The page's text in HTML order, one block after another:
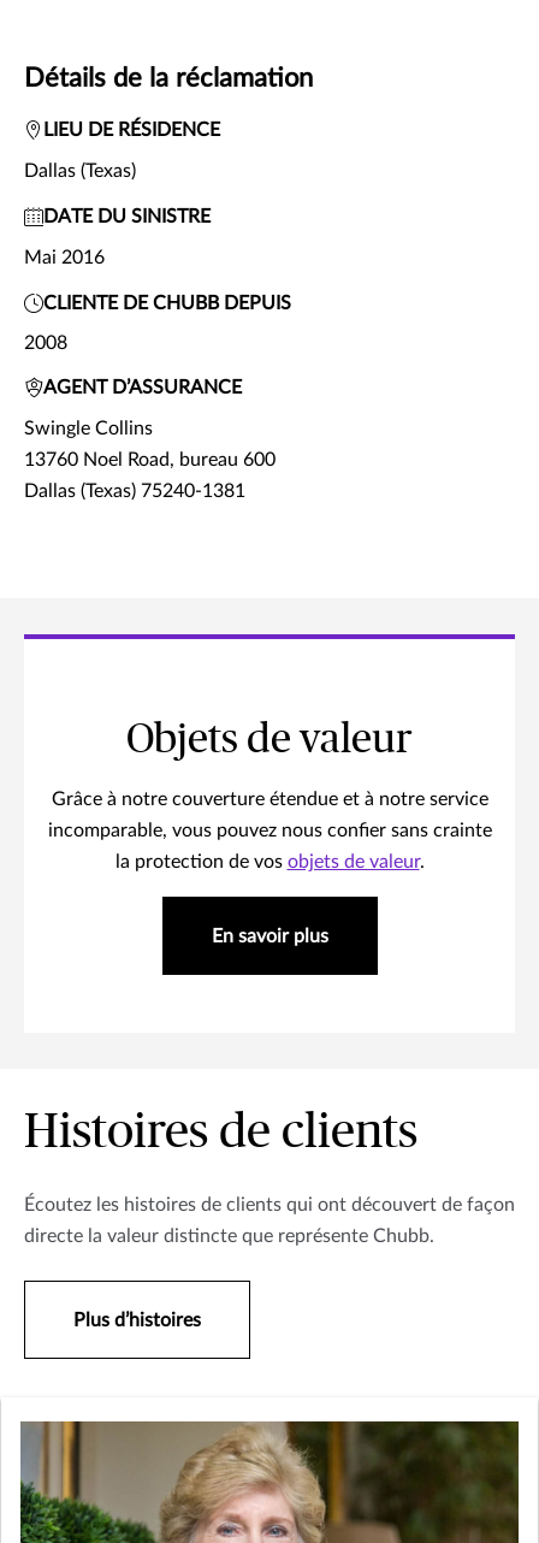
Détails de la réclamation
LIEU DE RÉSIDENCE
Dallas (Texas)
DATE DU SINISTRE
Mai 2016
CLIENTE DE CHUBB DEPUIS
2008
AGENT D’ASSURANCE
Swingle Collins
13760 Noel Road, bureau 600
Dallas (Texas) 75240-1381
Objets de valeur
Grâce à notre couverture étendue et à notre service
incomparable, vous pouvez nous confier sans crainte
la protection de vos objets de valeur.
En savoir plus
Histoires de clients
Écoutez les histoires de clients qui ont découvert de façon
directe la valeur distincte que représente Chubb.
Plus d’histoires